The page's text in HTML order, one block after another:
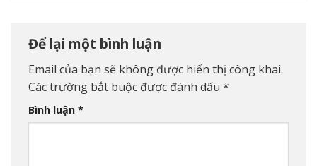
Để lại một bình luận
Email của bạn sẽ không được hiển thị công khai.
Các trường bắt buộc được đánh dấu *
Bình luận *